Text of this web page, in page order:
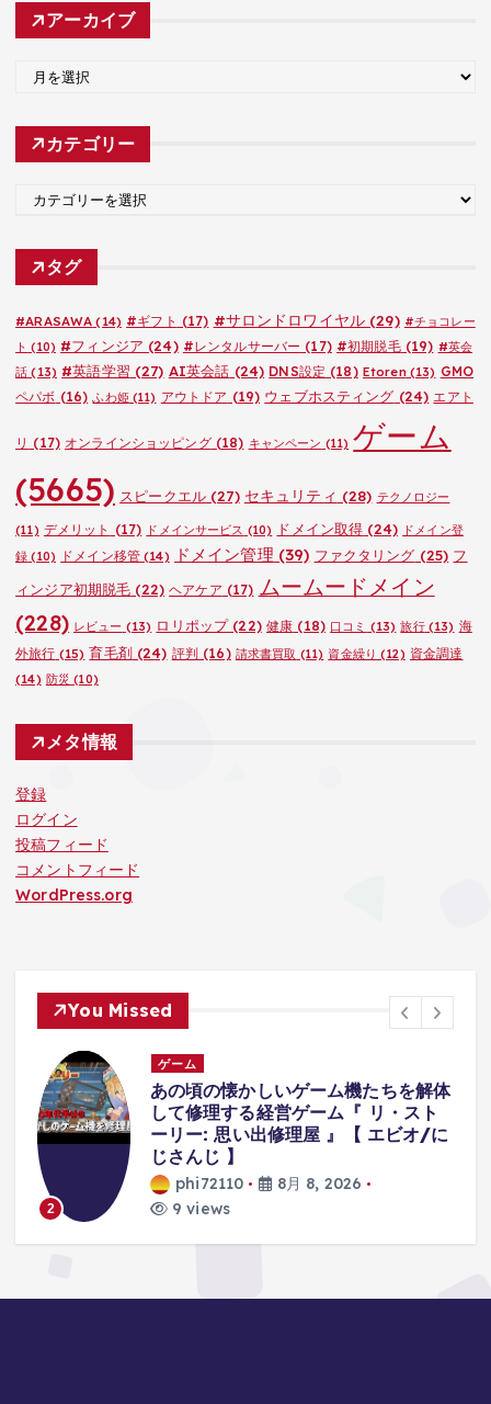
アーカイブ
カ
カテゴリー
ゴ
タグ
#ARASAWA (14) #ギフト (17) #サロンドロワイヤル(29) #チョコレー
ト (10) #フィンジア (24) #レンタルサーバー (17) #初期脱毛(19) #英会
話 (13) #英語学習 (27) AI英会話 (24) DNS設定 (18) Etoren(13) GMO
ペパボ (16) ふわ姫(11) アウトドア (19) ウェブホスティング (24) エアト
リ (17) オンラインショッピング(18) キャンペーン (11) ゲーム
(5665) スピークエル(27) セキュリティ (28) テクノロジー
(11) デメリット (17) ドメインサービス (10) ドメイン取得 (24) ドメイン登
録 (10) ドメイン移管(14) ドメイン管理 (39) ファクタリング (25) フ
ィンジア初期脱毛 (22) ヘアケア (17) ムームードメイン
(228) レビュー (13) ロリポップ(22) 健康 (18) 口コミ (13) 旅行(13) 海
外旅行 (15) 育毛剤(24) 評判 (16) 請求書買取 (11) 資金繰り (12) 資金調達
(14) 防災 (10)
メタ情報
登録
ログイン
投稿フィード
コメントフィード
WordPress.org
You Missed
2
ゲーム
あの頃の懐かしいゲーム機たちを解体
して修理する経営ゲーム『 リ・スト
ーリー: 思い出修理屋 』【 エビオ/に
じさんじ 】
phi72110
8月 8, 2026
9 views